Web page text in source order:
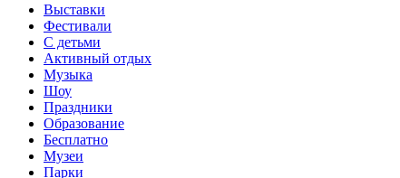
Выставки
Фестивали
С детьми
Активный отдых
Музыка
Шоу
Праздники
Образование
Бесплатно
Музеи
Парки